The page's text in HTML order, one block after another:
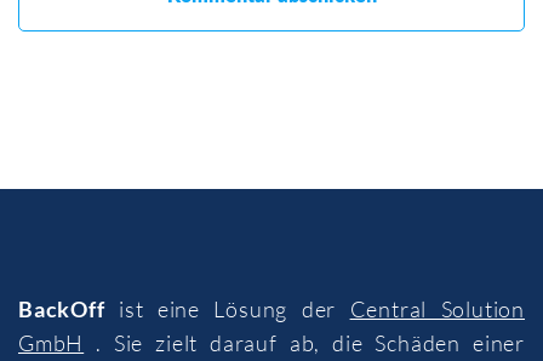
BackOffist eine Lösung der Central Solution
GmbH
. Sie zielt darauf ab, die Schäden einer